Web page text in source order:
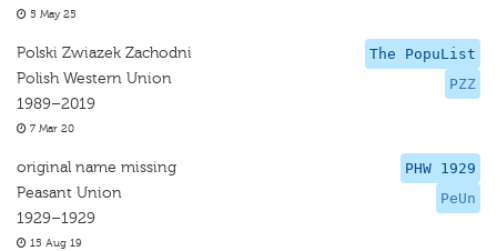
5 May 25
The PopuList
PZZ
Polski Zwiazek Zachodni
Polish Western Union
1989–2019
7 Mar 20
PHW 1929
PeUn
original name missing
Peasant Union
1929–1929
15 Aug 19